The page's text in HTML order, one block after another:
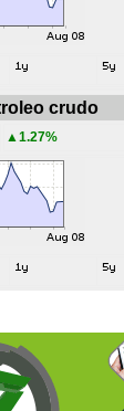
crudo
▲1.27%